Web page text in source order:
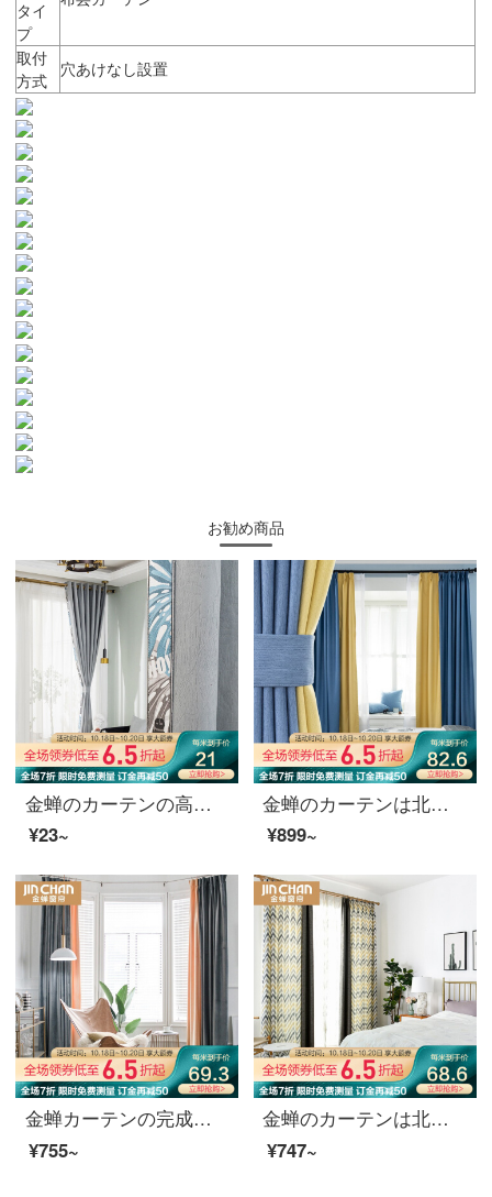
タイ
プ
取付
方式
穴あけなし設置
お勧め商品
金蝉のカーテンの高遮光北欧簡単なシェニールは、寝室のリビングルームのカーテンをカスタマイズしました。ベッセルレース。
¥23~
金蝉のカーテンは北欧を遮光しています。9色のオプションベッドルームのカーテンをカスタマイズしました。生地は三色瑾で、1メートルの材料価格（フック/穴あけは無料で加工します。）は何メートルの撮影が必要ですか？
¥899~
金蝉カーテンの完成品北欧簡単現代寝室のリビングルームの純色のオランダの絨の継ぎ目のカーテンをつなぎ合わせて布のカーテンをつなぎ合わせます（つなぎ合わせません）1メートルの材料の価格（フック/穴あけ無料加工）は何メートルの撮影を必要としますか？
¥755~
金蝉のカーテンは北欧の綿布の遮光カーテンを簡単に予約します。リビングルームでカーテンをカスタマイズします。カーテンの抽象的な印章を付けます。
¥747~